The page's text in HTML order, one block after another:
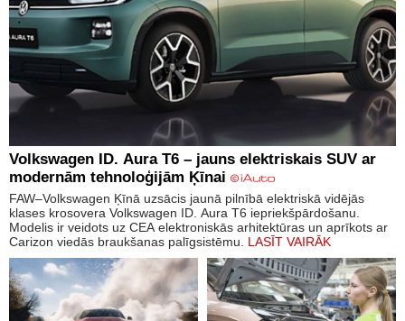
Volkswagen ID. Aura T6 – jauns elektriskais SUV ar
modernām tehnoloģijām Ķīnai
FAW–Volkswagen Ķīnā uzsācis jaunā pilnībā elektriskā vidējās
klases krosovera Volkswagen ID. Aura T6 iepriekšpārdošanu.
Modelis ir veidots uz CEA elektroniskās arhitektūras un aprīkots ar
Carizon viedās braukšanas palīgsistēmu. LASĪT VAIRĀK